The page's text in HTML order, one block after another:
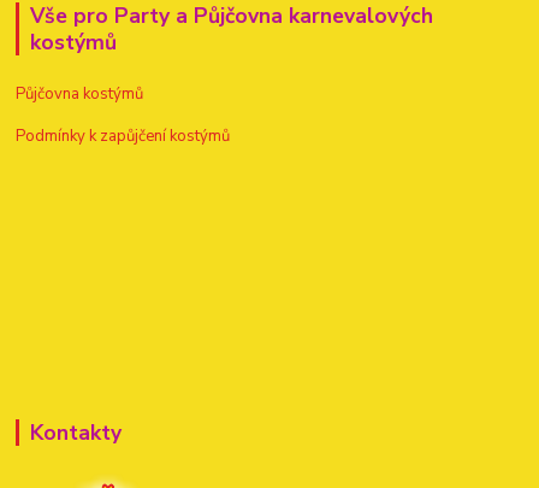
Vše pro Party a Půjčovna karnevalových
kostýmů
Půjčovna kostýmů
Podmínky k zapůjčení kostýmů
Kontakty